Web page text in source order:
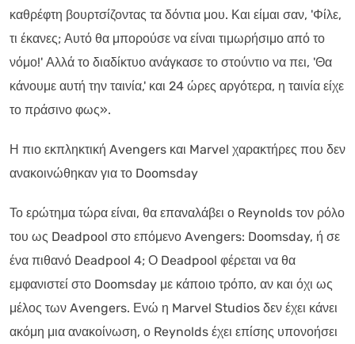
καθρέφτη βουρτσίζοντας τα δόντια μου. Και είμαι σαν, 'Φίλε,
τι έκανες; Αυτό θα μπορούσε να είναι τιμωρήσιμο από το
νόμο!' Αλλά το διαδίκτυο ανάγκασε το στούντιο να πει, 'Θα
κάνουμε αυτή την ταινία,' και 24 ώρες αργότερα, η ταινία είχε
το πράσινο φως».
Η πιο εκπληκτική Avengers και Marvel χαρακτήρες που δεν
ανακοινώθηκαν για το Doomsday
Το ερώτημα τώρα είναι, θα επαναλάβει ο Reynolds τον ρόλο
του ως Deadpool στο επόμενο Avengers: Doomsday, ή σε
ένα πιθανό Deadpool 4; Ο Deadpool φέρεται να θα
εμφανιστεί στο Doomsday με κάποιο τρόπο, αν και όχι ως
μέλος των Avengers. Ενώ η Marvel Studios δεν έχει κάνει
ακόμη μια ανακοίνωση, ο Reynolds έχει επίσης υπονοήσει